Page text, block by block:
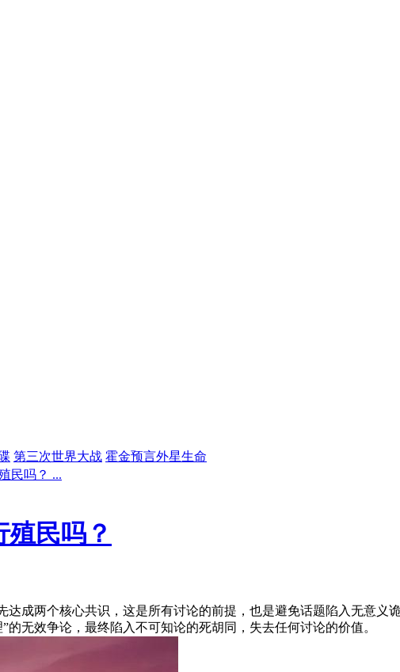
第三次世界大战 霍金预言外星生命
民吗？ ...
民吗？
达成两个核心共识，这是所有讨论的前提，也是避免话题陷入无意义
无效争论，最终陷入不可知论的死胡同，失去任何讨论的价值。